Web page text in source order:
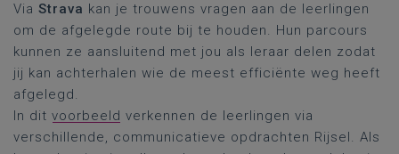
Via Strava kan je trouwens vragen aan de leerlingen
om de afgelegde route bij te houden. Hun parcours
kunnen ze aansluitend met jou als leraar delen zodat
jij kan achterhalen wie de meest efficiënte weg heeft
afgelegd.
In dit voorbeeld verkennen de leerlingen via
verschillende, communicatieve opdrachten Rijsel. Als